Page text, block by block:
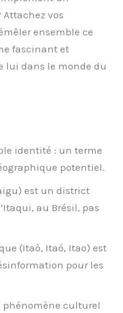
vos
ensemble ce
fascinant et
lui dans le monde du
identité : un terme
potentiel.
est un district
au Brésil, pas
(Itaò, Itaó, Itao) est
pour les
phénomène culturel